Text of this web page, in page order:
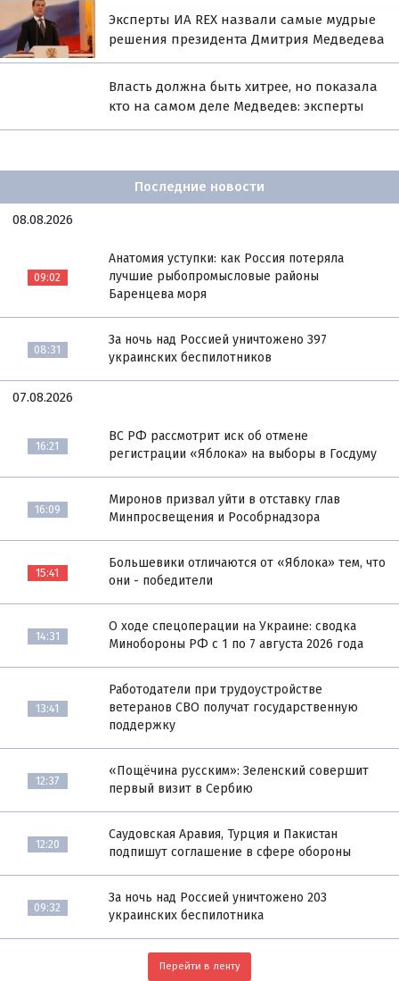
Эксперты ИА REX назвали самые мудрые
решения президента Дмитрия Медведева
Власть должна быть хитрее, но показала
кто на самом деле Медведев: эксперты
Последние новости
08.08.2026
09:02
Анатомия уступки: как Россия потеряла
лучшие рыбопромысловые районы
Баренцева моря
08:31
За ночь над Россией уничтожено 397
украинских беспилотников
07.08.2026
16:21
ВС РФ рассмотрит иск об отмене
регистрации «Яблока» на выборы в Госдуму
16:09
Миронов призвал уйти в отставку глав
Минпросвещения и Рособрнадзора
15:41
Большевики отличаются от «Яблока» тем, что
они - победители
14:31
О ходе спецоперации на Украине: сводка
Минобороны РФ с 1 по 7 августа 2026 года
13:41
Работодатели при трудоустройстве
ветеранов СВО получат государственную
поддержку
12:37
«Пощёчина русским»: Зеленский совершит
первый визит в Сербию
12:20
Саудовская Аравия, Турция и Пакистан
подпишут соглашение в сфере обороны
09:32
За ночь над Россией уничтожено 203
украинских беспилотника
Перейти в ленту